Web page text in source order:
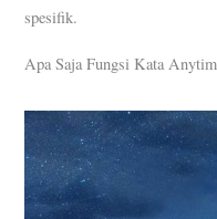
spesifik.
Apa Saja Fungsi Kata